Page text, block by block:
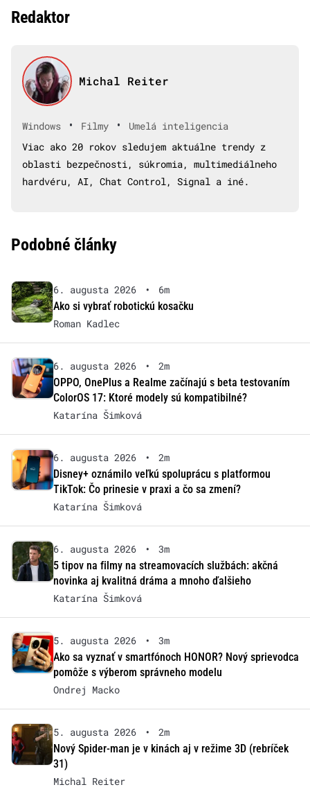
Redaktor
Michal Reiter
Windows • Filmy •
Umelá inteligencia
Viac ako 20 rokov sledujem aktuálne trendy z
oblasti bezpečnosti, súkromia, multimediálneho
hardvéru, AI, Chat Control, Signal a iné.
Podobné články
6. augusta 2026 •
6m
Ako si vybrať robotickú kosačku
Roman Kadlec
6. augusta 2026 •
2m
OPPO, OnePlus a Realme začínajú s beta testovaním
ColorOS 17: Ktoré modely sú kompatibilné?
Katarína Šimková
6. augusta 2026 •
2m
Disney+ oznámilo veľkú spoluprácu s platformou
TikTok: Čo prinesie v praxi a čo sa zmení?
Katarína Šimková
6. augusta 2026 •
3m
5 tipov na filmy na streamovacích službách: akčná
novinka aj kvalitná dráma a mnoho ďalšieho
Katarína Šimková
5. augusta 2026 •
3m
Ako sa vyznať v smartfónoch HONOR? Nový sprievodca
pomôže s výberom správneho modelu
Ondrej Macko
5. augusta 2026 •
2m
Nový Spider-man je v kinách aj v režime 3D (rebríček
31)
Michal Reiter